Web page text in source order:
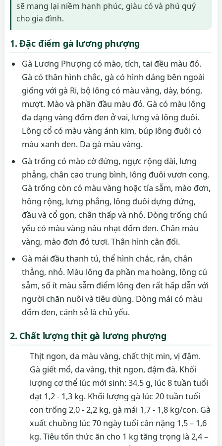
sẽ mang lại niềm hạnh phúc, giàu có và phú quý
cho gia đình.
1. Đặc điểm gà lương phượng
Gà Lương Phượng có mào, tích, tai đều màu đỏ.
Gà có thân hình chắc, gà có hình dáng bên ngoài
giống với gà Ri, bộ lông có màu vàng, dày, bóng,
mượt. Mào và phần đầu màu đỏ. Gà có màu lông
đa dạng vàng đốm đen ở vai, lưng và lông đuôi.
Lông cổ có màu vàng ánh kim, búp lông đuôi có
màu xanh đen. Da gà màu vàng.
Gà trống có mào cờ đứng, ngực rộng dài, lưng
phẳng, chân cao trung bình, lông đuôi vươn cong.
Gà trống còn có màu vàng hoặc tía sẫm, mào đơn,
hông rộng, lưng phẳng, lông đuôi dựng đứng,
đầu và cổ gọn, chân thấp và nhỏ. Dòng trống chủ
yếu có màu vàng nâu nhạt đốm đen. Chân màu
vàng, mào đơn đỏ tươi. Thân hình cân đối.
Gà mái đầu thanh tú, thể hình chắc, rắn, chân
thẳng, nhỏ. Màu lông đa phần ma hoàng, lông cú
sẫm, số ít màu sẫm điểm lông đen rất hấp dẫn với
người chăn nuôi và tiêu dùng. Dòng mái có màu
đốm đen, cánh sẻ là chủ yếu.
2. Chất lượng thịt gà lương phượng
Thịt ngon, da màu vàng, chất thịt min, vị đậm.
Gà giết mổ, da vàng, thịt ngon, đậm đà. Khối
lượng cơ thể lúc mới sinh: 34,5 g, lúc 8 tuần tuổi
đạt 1,2 - 1,3 kg. Khối lượng gà lúc 20 tuần tuổi
con trống 2,0 - 2,2 kg, gà mái 1,7 - 1,8 kg/con. Gà
xuất chuồng lúc 70 ngày tuổi cân nặng 1,5 – 1,6
kg. Tiêu tốn thức ăn cho 1 kg tăng trọng là 2,4 –